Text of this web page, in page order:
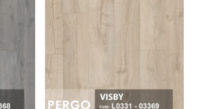
Add to
wishlist